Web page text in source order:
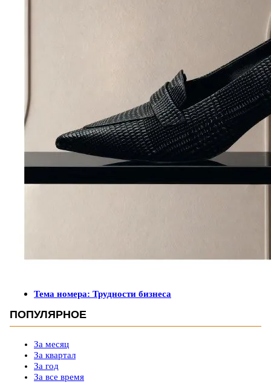
Тема номера: Трудности бизнеса
ПОПУЛЯРНОЕ
За месяц
За квартал
За год
За все время